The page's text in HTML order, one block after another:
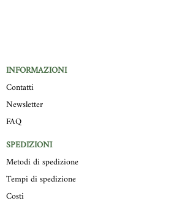
INFORMAZIONI
Contatti
Newsletter
FAQ
SPEDIZIONI
Metodi di spedizione
Tempi di spedizione
Costi